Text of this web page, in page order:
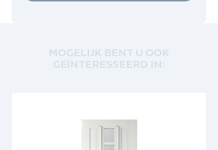
MOGELIJK BENT U OOK
GEÏNTERESSEERD IN: